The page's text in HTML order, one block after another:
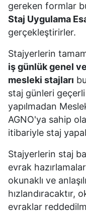
gereken formlar
Staj Uygulama
gerçekleştirirler.
Stajyerlerin
iş günlük genel
mesleki stajları
staj günleri
yapılmadan
AGNO'ya sahip
itibariyle staj
Stajyerlerin staj
evrak
okunaklı ve
hızlandıracaktır,
evraklar